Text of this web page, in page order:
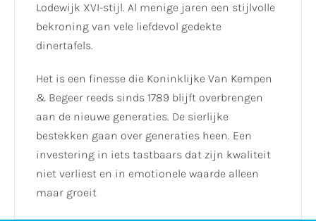
Lodewijk XVI-stijl. Al menige jaren een stijlvolle
bekroning van vele liefdevol gedekte
dinertafels.
Het is een finesse die Koninklijke Van Kempen
& Begeer reeds sinds 1789 blijft overbrengen
aan de nieuwe generaties. De sierlijke
bestekken gaan over generaties heen. Een
investering in iets tastbaars dat zijn kwaliteit
niet verliest en in emotionele waarde alleen
maar groeit